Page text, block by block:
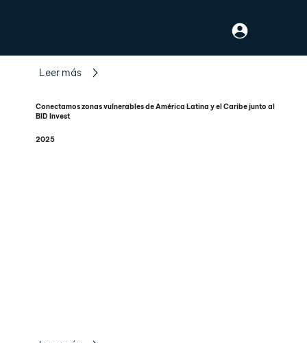
Leer más
Conectamos zonas vulnerables de América Latina y el Caribe junto al
BID Invest
2025